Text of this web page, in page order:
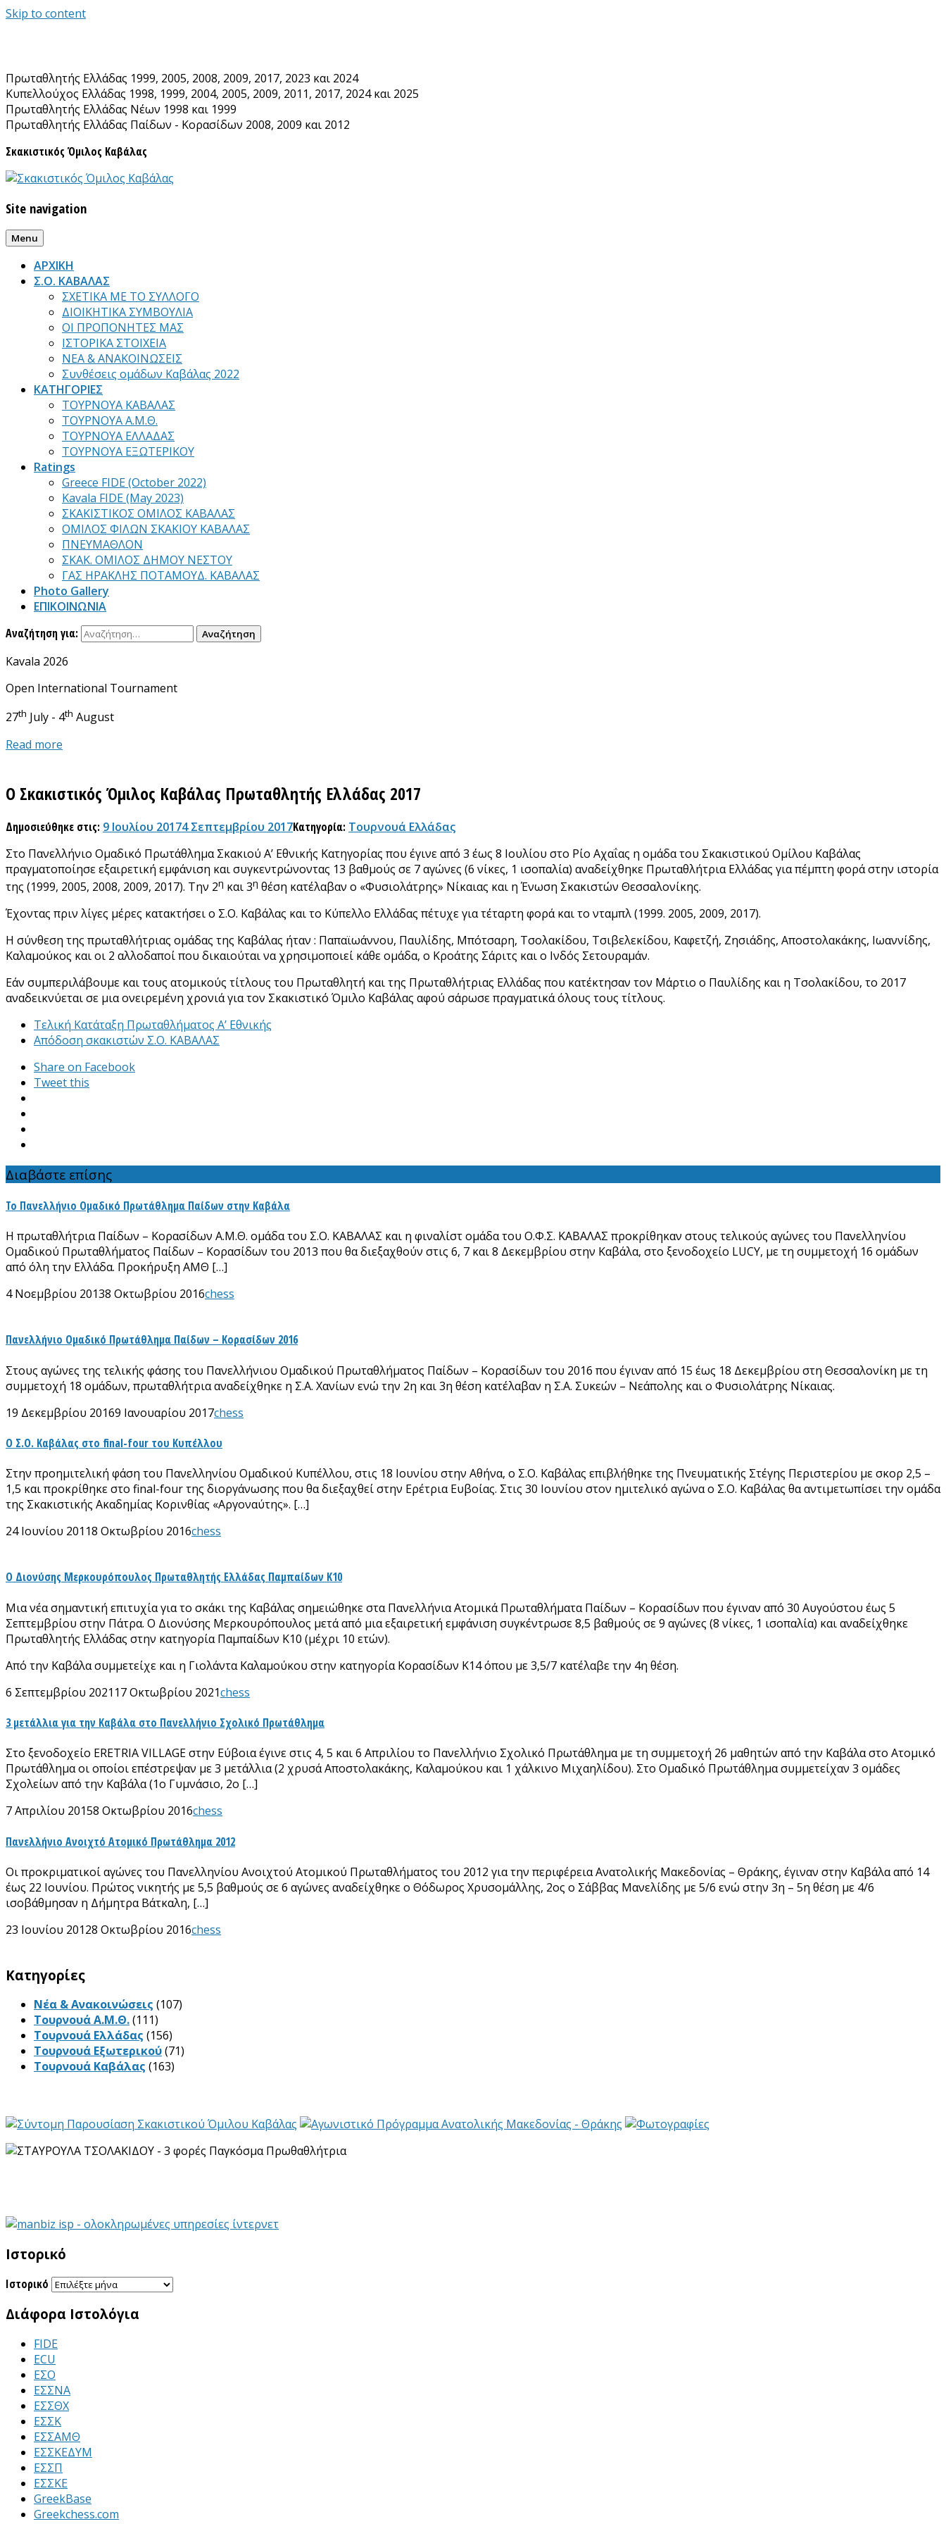
Skip to content
Πρωταθλητής Ελλάδας 1999, 2005, 2008, 2009, 2017, 2023 και 2024
Κυπελλούχος Ελλάδας 1998, 1999, 2004, 2005, 2009, 2011, 2017, 2024 και 2025
Πρωταθλητής Ελλάδας Νέων 1998 και 1999
Πρωταθλητής Ελλάδας Παίδων - Κορασίδων 2008, 2009 και 2012
Σκακιστικός Όμιλος Καβάλας
Site navigation
Menu
ΑΡΧΙΚΗ
Σ.Ο. ΚΑΒΑΛΑΣ
ΣΧΕΤΙΚΑ ΜΕ ΤΟ ΣΥΛΛΟΓΟ
ΔΙΟΙΚΗΤΙΚΑ ΣΥΜΒΟΥΛΙΑ
ΟΙ ΠΡΟΠΟΝΗΤΕΣ ΜΑΣ
ΙΣΤΟΡΙΚΑ ΣΤΟΙΧΕΙΑ
ΝΕΑ & ΑΝΑΚΟΙΝΩΣΕΙΣ
Συνθέσεις ομάδων Καβάλας 2022
ΚΑΤΗΓΟΡΙΕΣ
ΤΟΥΡΝΟΥΑ ΚΑΒΑΛΑΣ
ΤΟΥΡΝΟΥΑ Α.Μ.Θ.
ΤΟΥΡΝΟΥΑ ΕΛΛΑΔΑΣ
ΤΟΥΡΝΟΥΑ ΕΞΩΤΕΡΙΚΟΥ
Ratings
Greece FIDE (October 2022)
Kavala FIDE (May 2023)
ΣΚΑΚΙΣΤΙΚΟΣ ΟΜΙΛΟΣ ΚΑΒΑΛΑΣ
ΟΜΙΛΟΣ ΦΙΛΩΝ ΣΚΑΚΙΟΥ ΚΑΒΑΛΑΣ
ΠΝΕΥΜΑΘΛΟΝ
ΣΚΑΚ. ΟΜΙΛΟΣ ΔΗΜΟΥ ΝΕΣΤΟΥ
ΓΑΣ ΗΡΑΚΛΗΣ ΠΟΤΑΜΟΥΔ. ΚΑΒΑΛΑΣ
Photo Gallery
ΕΠΙΚΟΙΝΩΝΙΑ
Αναζήτηση για:
Kavala 2026
Open International Tournament
27th July - 4th August
Read more
Ο Σκακιστικός Όμιλος Καβάλας Πρωταθλητής Ελλάδας 2017
Δημοσιεύθηκε στις: 9 Ιουλίου 20174 Σεπτεμβρίου 2017Κατηγορία: Τουρνουά Ελλάδας
Στο Πανελλήνιο Ομαδικό Πρωτάθλημα Σκακιού Α’ Εθνικής Κατηγορίας που έγινε από 3 έως 8 Ιουλίου στο Ρίο Αχαΐας η ομάδα του Σκακιστικού Ομίλου Καβάλας
πραγματοποίησε εξαιρετική εμφάνιση και συγκεντρώνοντας 13 βαθμούς σε 7 αγώνες (6 νίκες, 1 ισοπαλία) αναδείχθηκε Πρωταθλήτρια Ελλάδας για πέμπτη φορά στην ιστορία
της (1999, 2005, 2008, 2009, 2017). Την 2η και 3η θέση κατέλαβαν ο «Φυσιολάτρης» Νίκαιας και η Ένωση Σκακιστών Θεσσαλονίκης.
Έχοντας πριν λίγες μέρες κατακτήσει ο Σ.Ο. Καβάλας και το Κύπελλο Ελλάδας πέτυχε για τέταρτη φορά και το νταμπλ (1999. 2005, 2009, 2017).
Η σύνθεση της πρωταθλήτριας ομάδας της Καβάλας ήταν : Παπαϊωάννου, Παυλίδης, Μπότσαρη, Τσολακίδου, Τσιβελεκίδου, Καφετζή, Ζησιάδης, Αποστολακάκης, Ιωαννίδης,
Καλαμούκος και οι 2 αλλοδαποί που δικαιούται να χρησιμοποιεί κάθε ομάδα, ο Κροάτης Σάριτς και ο Ινδός Σετουραμάν.
Εάν συμπεριλάβουμε και τους ατομικούς τίτλους του Πρωταθλητή και της Πρωταθλήτριας Ελλάδας που κατέκτησαν τον Μάρτιο ο Παυλίδης και η Τσολακίδου, το 2017
αναδεικνύεται σε μια ονειρεμένη χρονιά για τον Σκακιστικό Όμιλο Καβάλας αφού σάρωσε πραγματικά όλους τους τίτλους.
Τελική Κατάταξη Πρωταθλήματος Α’ Εθνικής
Απόδοση σκακιστών Σ.Ο. ΚΑΒΑΛΑΣ
Share on Facebook
Tweet this
Διαβάστε επίσης
Το Πανελλήνιο Ομαδικό Πρωτάθλημα Παίδων στην Καβάλα
Η πρωταθλήτρια Παίδων – Κορασίδων Α.Μ.Θ. ομάδα του Σ.Ο. ΚΑΒΑΛΑΣ και η φιναλίστ ομάδα του Ο.Φ.Σ. ΚΑΒΑΛΑΣ προκρίθηκαν στους τελικούς αγώνες του Πανελληνίου
Ομαδικού Πρωταθλήματος Παίδων – Κορασίδων του 2013 που θα διεξαχθούν στις 6, 7 και 8 Δεκεμβρίου στην Καβάλα, στο ξενοδοχείο LUCY, με τη συμμετοχή 16 ομάδων
από όλη την Ελλάδα. Προκήρυξη ΑΜΘ […]
4 Νοεμβρίου 20138 Οκτωβρίου 2016chess
Πανελλήνιο Ομαδικό Πρωτάθλημα Παίδων – Κορασίδων 2016
Στους αγώνες της τελικής φάσης του Πανελλήνιου Ομαδικού Πρωταθλήματος Παίδων – Κορασίδων του 2016 που έγιναν από 15 έως 18 Δεκεμβρίου στη Θεσσαλονίκη με τη
συμμετοχή 18 ομάδων, πρωταθλήτρια αναδείχθηκε η Σ.Α. Χανίων ενώ την 2η και 3η θέση κατέλαβαν η Σ.Α. Συκεών – Νεάπολης και ο Φυσιολάτρης Νίκαιας.
19 Δεκεμβρίου 20169 Ιανουαρίου 2017chess
Ο Σ.Ο. Καβάλας στο final-four του Κυπέλλου
Στην προημιτελική φάση του Πανελληνίου Ομαδικού Κυπέλλου, στις 18 Ιουνίου στην Αθήνα, ο Σ.Ο. Καβάλας επιβλήθηκε της Πνευματικής Στέγης Περιστερίου με σκορ 2,5 –
1,5 και προκρίθηκε στο final-four της διοργάνωσης που θα διεξαχθεί στην Ερέτρια Ευβοίας. Στις 30 Ιουνίου στον ημιτελικό αγώνα ο Σ.Ο. Καβάλας θα αντιμετωπίσει την ομάδα
της Σκακιστικής Ακαδημίας Κορινθίας «Αργοναύτης». […]
24 Ιουνίου 20118 Οκτωβρίου 2016chess
Ο Διονύσης Μερκουρόπουλος Πρωταθλητής Ελλάδας Παμπαίδων Κ10
Μια νέα σημαντική επιτυχία για το σκάκι της Καβάλας σημειώθηκε στα Πανελλήνια Ατομικά Πρωταθλήματα Παίδων – Κορασίδων που έγιναν από 30 Αυγούστου έως 5
Σεπτεμβρίου στην Πάτρα. Ο Διονύσης Μερκουρόπουλος μετά από μια εξαιρετική εμφάνιση συγκέντρωσε 8,5 βαθμούς σε 9 αγώνες (8 νίκες, 1 ισοπαλία) και αναδείχθηκε
Πρωταθλητής Ελλάδας στην κατηγορία Παμπαίδων Κ10 (μέχρι 10 ετών).
Από την Καβάλα συμμετείχε και η Γιολάντα Καλαμούκου στην κατηγορία Κορασίδων Κ14 όπου με 3,5/7 κατέλαβε την 4η θέση.
6 Σεπτεμβρίου 2021 17 Οκτωβρίου 2021chess
3 μετάλλια για την Καβάλα στο Πανελλήνιο Σχολικό Πρωτάθλημα
Στο ξενοδοχείο ERETRIA VILLAGE στην Εύβοια έγινε στις 4, 5 και 6 Απριλίου το Πανελλήνιο Σχολικό Πρωτάθλημα με τη συμμετοχή 26 μαθητών από την Καβάλα στο Ατομικό
Πρωτάθλημα οι οποίοι επέστρεψαν με 3 μετάλλια (2 χρυσά Αποστολακάκης, Καλαμούκου και 1 χάλκινο Μιχαηλίδου). Στο Ομαδικό Πρωτάθλημα συμμετείχαν 3 ομάδες
Σχολείων από την Καβάλα (1ο Γυμνάσιο, 2ο […]
7 Απριλίου 20158 Οκτωβρίου 2016chess
Πανελλήνιο Ανοιχτό Ατομικό Πρωτάθλημα 2012
Οι προκριματικοί αγώνες του Πανελληνίου Ανοιχτού Ατομικού Πρωταθλήματος του 2012 για την περιφέρεια Ανατολικής Μακεδονίας – Θράκης, έγιναν στην Καβάλα από 14
έως 22 Ιουνίου. Πρώτος νικητής με 5,5 βαθμούς σε 6 αγώνες αναδείχθηκε ο Θόδωρος Χρυσομάλλης, 2ος ο Σάββας Μανελίδης με 5/6 ενώ στην 3η – 5η θέση με 4/6
ισοβάθμησαν η Δήμητρα Βάτκαλη, […]
23 Ιουνίου 20128 Οκτωβρίου 2016chess
Kατηγορίες
Νέα & Ανακοινώσεις (107)
Τουρνουά Α.Μ.Θ.(111)
Τουρνουά Ελλάδας (156)
Τουρνουά Εξωτερικού(71)
Τουρνουά Καβάλας (163)
Ιστορικό
Ιστορικό
Διάφορα Ιστολόγια
FIDE
ECU
ΕΣΟ
ΕΣΣΝΑ
ΕΣΣΘΧ
ΕΣΣΚ
ΕΣΣΑΜΘ
ΕΣΣΚΕΔΥΜ
ΕΣΣΠ
ΕΣΣΚΕ
GreekBase
Greekchess.com